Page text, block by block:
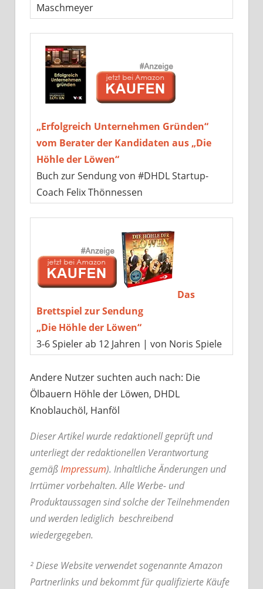
Maschmeyer
„Erfolgreich Unternehmen Gründen“
vom Berater der Kandidaten aus „Die
Höhle der Löwen“
Buch zur Sendung von #DHDL Startup-
Coach Felix Thönnessen
Das
Brettspiel zur Sendung
„Die Höhle der Löwen“
3-6 Spieler ab 12 Jahren | von Noris Spiele
Andere Nutzer suchten auch nach: Die
Ölbauern Höhle der Löwen, DHDL
Knoblauchöl, Hanföl
Dieser Artikel wurde redaktionell geprüft und
unterliegt der redaktionellen Verantwortung
gemäßImpressum). Inhaltliche Änderungen und
Irrtümer vorbehalten. Alle Werbe- und
Produktaussagen sind solche der Teilnehmenden
und werden lediglich beschreibend
wiedergegeben.
² Diese Website verwendet sogenannte Amazon
Partnerlinks und bekommt für qualifizierte Käufe